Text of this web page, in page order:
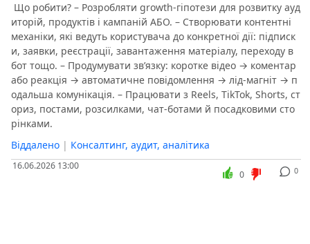
️ Що робити? – Розробляти growth-гіпотези для розвитку ауд
иторій, продуктів і кампаній АБО. – Створювати контентні
механіки, які ведуть користувача до конкретної дії: підписк
и, заявки, реєстрації, завантаження матеріалу, переходу в
бот тощо. – Продумувати зв’язку: коротке відео → коментар
або реакція → автоматичне повідомлення → лід-магніт → п
одальша комунікація. – Працювати з Reels, TikTok, Shorts, ст
ориз, постами, розсилками, чат-ботами й посадковими сто
рінками.
Віддалено | Консалтинг, аудит, аналітика
16.06.2026 13:00 0
0